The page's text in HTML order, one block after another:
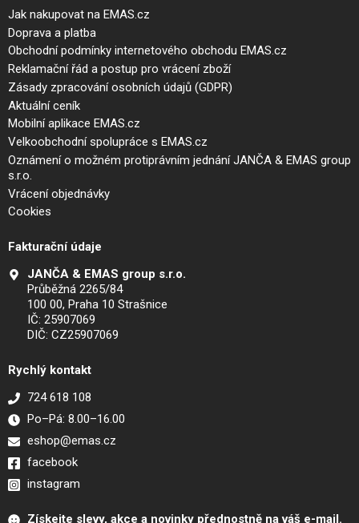
Jak nakupovat na EMAS.cz
Doprava a platba
Obchodní podmínky internetového obchodu EMAS.cz
Reklamační řád a postup pro vrácení zboží
Zásady zpracování osobních údajů (GDPR)
Aktuální ceník
Mobilní aplikace EMAS.cz
Velkoobchodní spolupráce s EMAS.cz
Oznámení o možném protiprávním jednání JANČA & EMAS group
s.r.o.
Vrácení objednávky
Cookies
Fakturační údaje
JANČA & EMAS group s.r.o.
Průběžná 2265/84
100 00, Praha 10 Strašnice
IČ: 25907069
DIČ: CZ25907069
Rychlý kontakt
724 618 108
Po–Pá: 8.00–16.00
eshop@emas.cz
facebook
instagram
Získejte slevy, akce a novinky přednostně na váš e-mail.